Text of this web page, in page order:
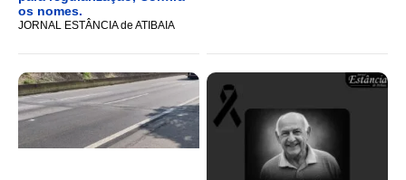
os nomes.
JORNAL ESTÂNCIA de ATIBAIA